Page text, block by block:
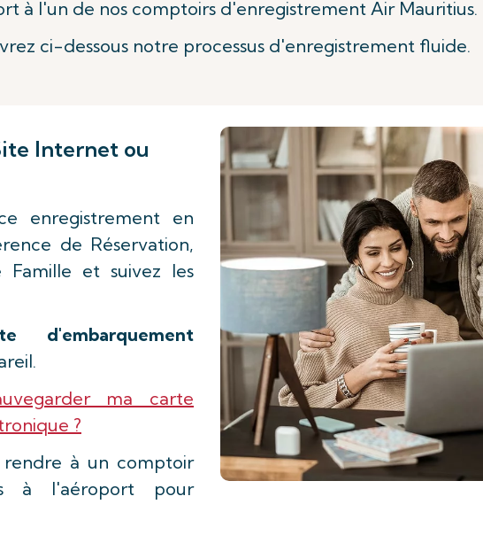
à l'un de nos comptoirs d'enregistrement Air Mauritius.
ci-dessous notre processus d'enregistrement fluide.
Internet ou
enregistrement en
de Réservation,
et suivez les
d'embarquement
ma carte
?
rendre à un comptoir
à l'aéroport pour